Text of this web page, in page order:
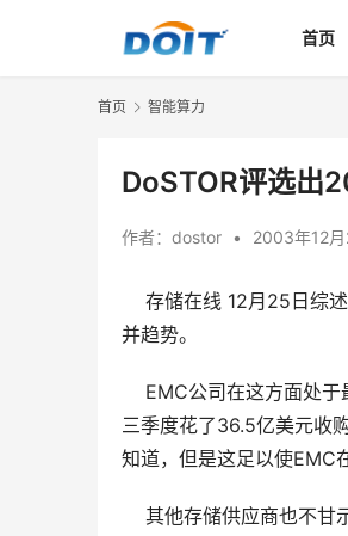
首页
首页 智能算力
DoSTOR评选出
作者： dostor • 2003年12
存储在线 12月25日综述
并趋势。
EMC公司在这方面处于
三季度花了36.5亿美元收
知道，但是这足以使EMC
其他存储供应商也不甘